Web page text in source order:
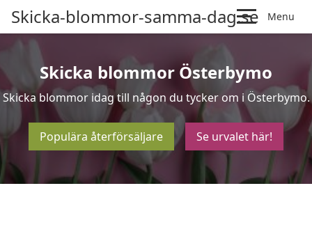
Skicka-blommor-samma-dag.se Menu
Skicka blommor Österbymo
Skicka blommor idag till någon du tycker om i Österbymo.
Populära återförsäljare Se urvalet här!